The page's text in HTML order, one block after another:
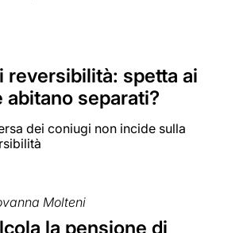
reversibilità: spetta ai
abitano separati?
dei coniugi non incide sulla
Molteni
la pensione di